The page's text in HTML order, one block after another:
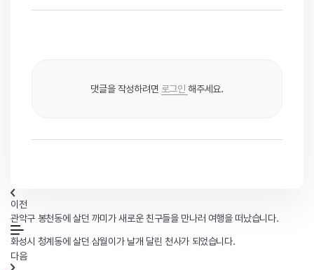
댓글을 작성하려면 로그인 해주세요.
이전
관악구 봉천동에 살던 까미가 새로운 친구들을 만나러 여행을 떠났습니다.
화성시 청계동에 살던 삼월이가 날개 달린 천사가 되었습니다.
다음